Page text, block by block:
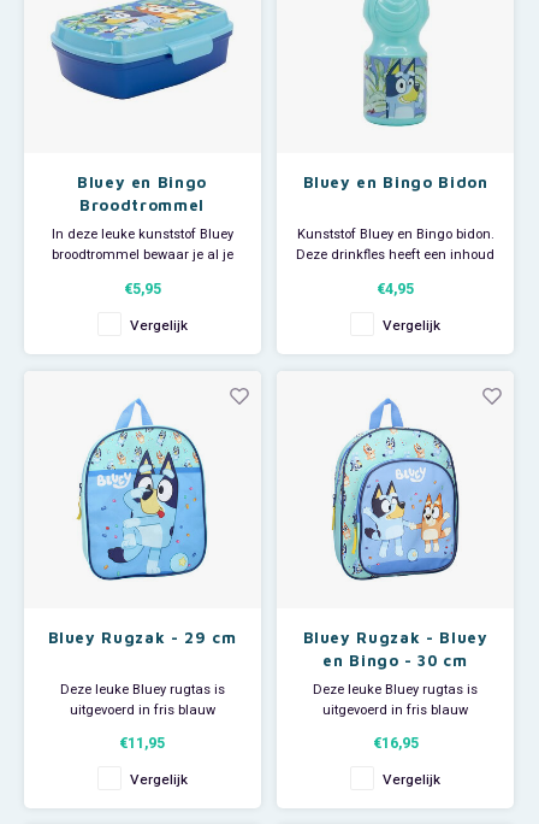
Bluey en Bingo
Broodtrommel
In deze leuke kunststof Bluey
broodtrommel bewaar je al je
Op de deksel van deze Bluey
lunchbox staat een afbeelding
van Bluey en Bingo. Let op: dit
artikel is niet geschikt voor de
Eenvoudig
€5,95
Vergelijk
Bluey en Bingo Bidon
Kunststof Bluey en Bingo bidon.
Deze drinkfles heeft een inhoud
Niet geschikt voor de
magnetron - Niet geschikt voor
de vaatwasser. - Officieel licentie
artikel.
€4,95
Vergelijk
Bluey Rugzak - 29 cm
Deze leuke Bluey rugtas is
uitgevoerd in fris blauw
met Bluey en aan de bovenkant
kleinere prints van Bluey en
Bingo. Het ruime hoofdvak biedt
voldoende ruimte voor je
€11,95
Vergelijk
Bluey Rugzak - Bluey
en Bingo - 30 cm
Deze leuke Bluey rugtas is
uitgevoerd in fris blauw
Bluey en Bingo. Het ruime
hoofdvak biedt voldoende
ruimte voor je schoolspulletjes.
De schouderbanden zijn in
€16,95
Vergelijk